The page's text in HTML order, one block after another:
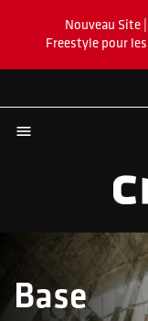
Nouveau
Freestyle pour

Base